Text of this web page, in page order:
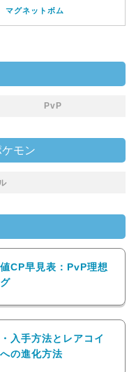
マグネットボム
PvP
モン
CP早見表：PvP理想
入手方法とレアコイ
の進化方法